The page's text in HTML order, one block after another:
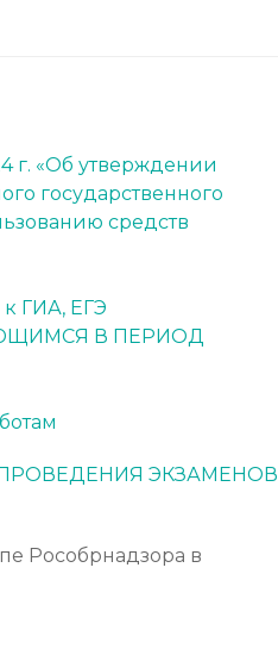
г. «Об утверждении
государственного
средств
ГИА, ЕГЭ
В ПЕРИОД
ЭКЗАМЕНОВ
Рособрнадзора в